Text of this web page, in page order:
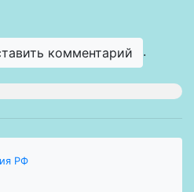
комментарий .
РФ